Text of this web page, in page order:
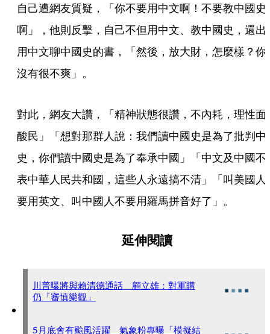
自己遭網友質疑，「你不要用中文啊！不要教中國史
啊」，他則反擊，自己不但用中文、教中國史，還出
用中文聊中國史的書，「然後，放大財，怎麼樣？你
沒有很不爽」。
對此，網友大讚，「精神狀態很讚，不內耗，理性面
酸民」「想對那群人說：我們讀中國史是為了批判中
史，你們讀中國史是為了奉承中國」「中文及中國不
表中華人民共和國，這些人永遠搞不清」「叫美國人
要用英文、叫中國人不要用羅馬拼音好了」。
延伸閱讀
川普曝將與賴清德通話 顧立雄：對軍購
仍「審慎樂觀」
5月底會有颱風活躍 氣象粉專曝「模擬結